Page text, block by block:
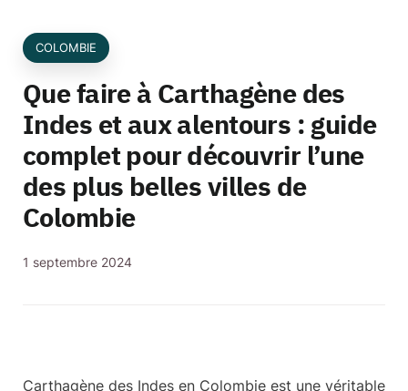
COLOMBIE
Que faire à Carthagène des
Indes et aux alentours : guide
complet pour découvrir l’une
des plus belles villes de
Colombie
1 septembre 2024
Carthagène des Indes en Colombie est une véritable